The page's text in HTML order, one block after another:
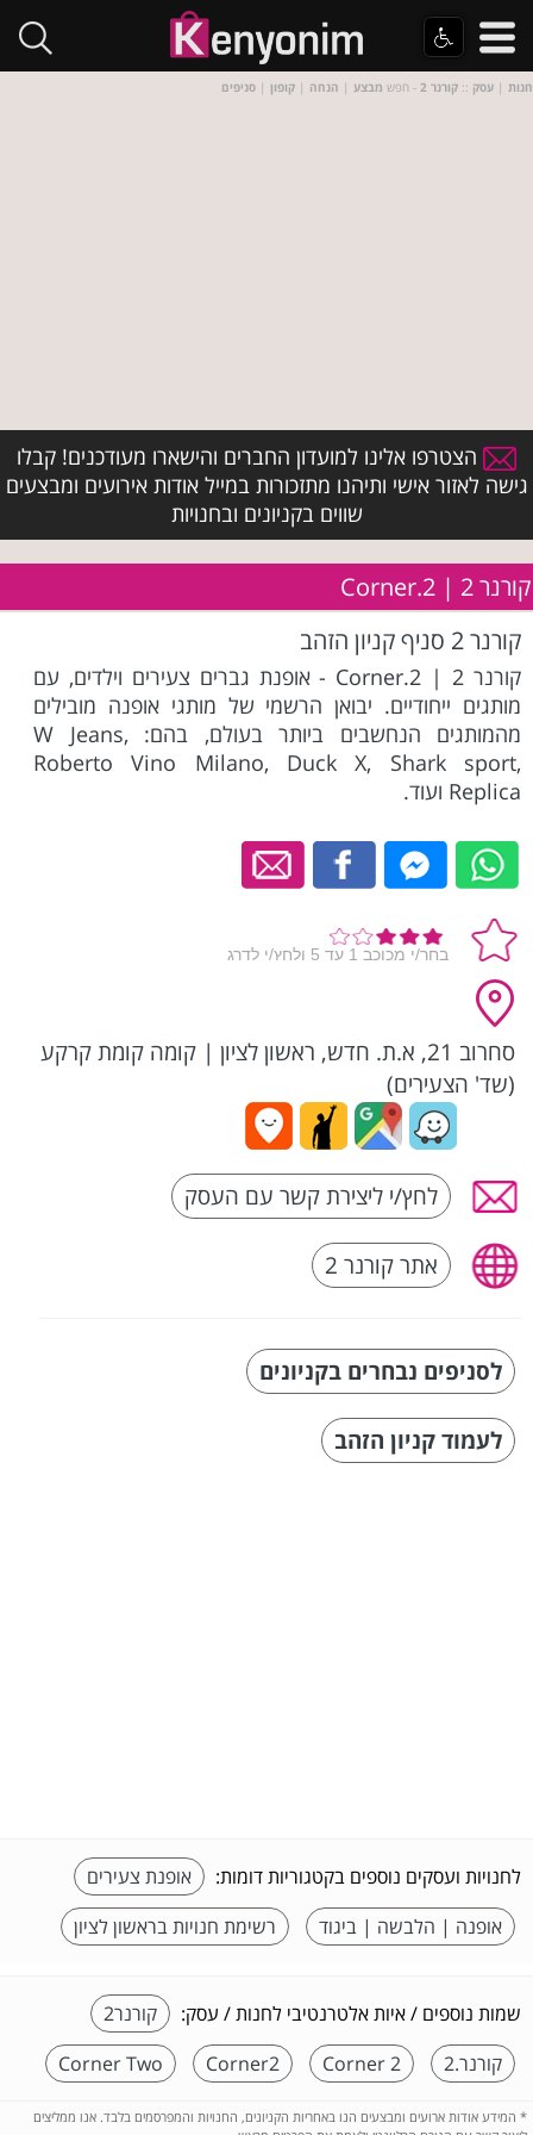
חנות | עסק :: קורנר 2 - חפש מבצע | הנחה | קופון | סניפים
הצטרפו אלינו למועדון החברים והישארו מעודכנים! קבלו
גישה לאזור אישי ותיהנו מתזכורות במייל אודות אירועים ומבצעים
שווים בקניונים ובחנויות
קורנר 2 | Corner.2
קורנר 2 סניף קניון הזהב
קורנר 2 | Corner.2 - אופנת גברים צעירים וילדים, עם
מותגים ייחודיים. יבואן הרשמי של מותגי אופנה מובילים
מהמותגים הנחשבים ביותר בעולם, בהם: W Jeans,
Roberto Vino Milano, Duck X, Shark sport,
Replica ועוד.
סחרוב 21, א.ת. חדש, ראשון לציון | קומה קומת קרקע
(שד' הצעירים)
לחץ/י ליצירת קשר עם העסק
אתר קורנר 2
לסניפים נבחרים בקניונים
לעמוד קניון הזהב
לחנויות ועסקים נוספים בקטגוריות דומות:
אופנת צעירים
אופנה | הלבשה | ביגוד
רשימת חנויות בראשון לציון
שמות נוספים / איות אלטרנטיבי לחנות / עסק:
קורנר2
קורנר.2
Corner 2
Corner2
Corner Two
* המידע אודות ארועים ומבצעים הנו באחריות הקניונים, החנויות והמפרסמים בלבד. אנו ממליצים